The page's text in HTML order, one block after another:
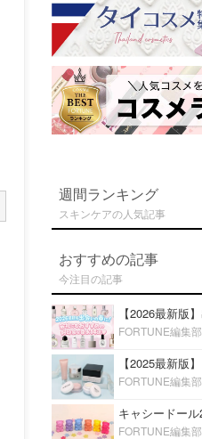
週間ランキング
スキンケアの人気記事
おすすめの記事
今注目の記事
FORTUNE編集部
FORTUNE編集部
FORTUNE編集部